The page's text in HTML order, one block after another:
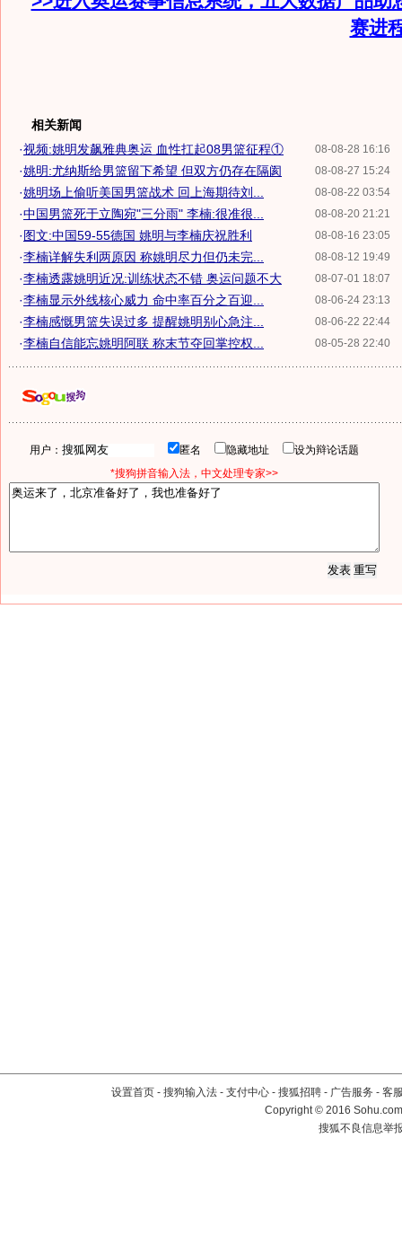
赛进
相关新闻
08-08-28 16:16
·视频:姚明发飙雅典奥运 血性扛起08男篮征程①
08-08-27 15:24
·姚明:尤纳斯给男篮留下希望 但双方仍存在隔阂
08-08-22 03:54
·姚明场上偷听美国男篮战术 回上海期待刘...
08-08-20 21:21
·中国男篮死于立陶宛"三分雨" 李楠:很准很...
08-08-16 23:05
·图文:中国59-55德国 姚明与李楠庆祝胜利
08-08-12 19:49
·李楠详解失利两原因 称姚明尽力但仍未完...
08-07-01 18:07
·李楠透露姚明近况:训练状态不错 奥运问题不大
08-06-24 23:13
·李楠显示外线核心威力 命中率百分之百迎...
08-06-22 22:44
·李楠感慨男篮失误过多 提醒姚明别心急注...
08-05-28 22:40
·李楠自信能忘姚明阿联 称末节夺回掌控权...
用户： 匿名 隐藏地址
设为辩论话题
*搜狗拼音输入法，中文处理专家>>
设置首页 - 搜狗输入法 - 支付中心 - 搜狐招聘 - 广告服务 - 客
Copyright©2016
搜狐不良信息举